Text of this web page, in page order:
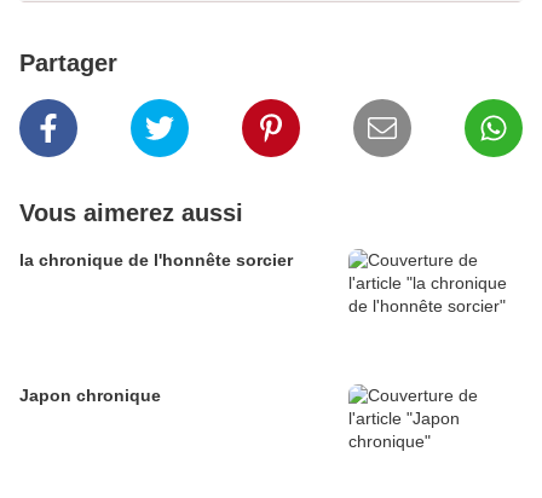
Partager
Vous aimerez aussi
la chronique de l'honnête sorcier
Japon chronique